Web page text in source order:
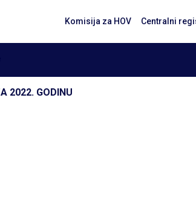
Komisija za HOV Centralni
2022. GODINU